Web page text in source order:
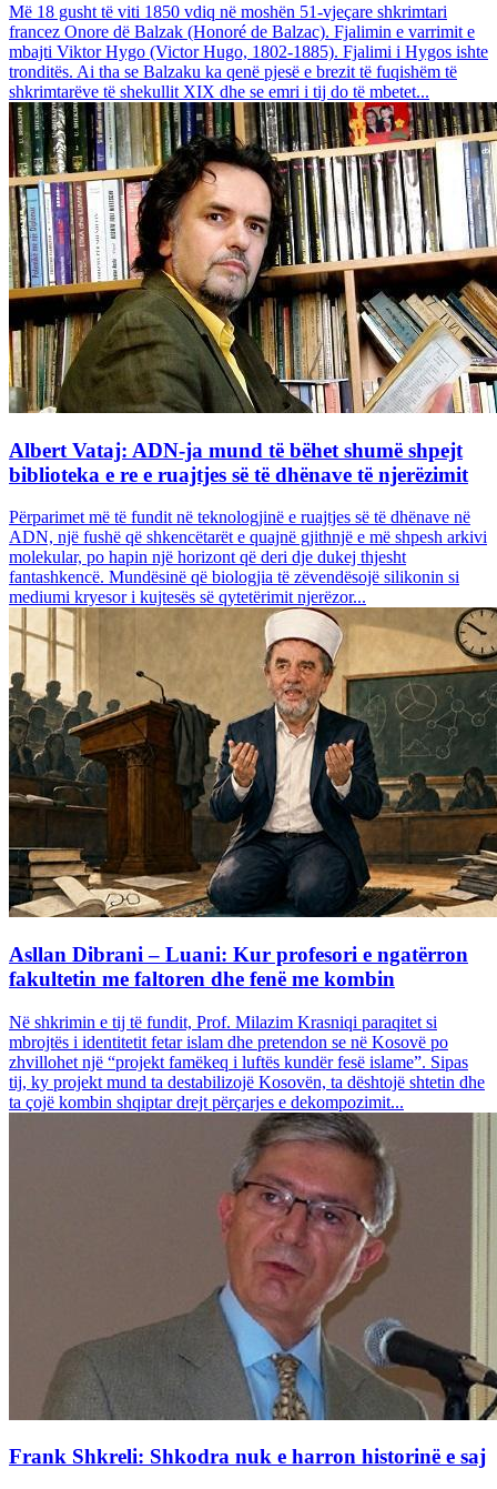
Më 18 gusht të viti 1850 vdiq në moshën 51-vjeçare shkrimtari
francez Onore dë Balzak (Honoré de Balzac). Fjalimin e varrimit e
mbajti Viktor Hygo (Victor Hugo, 1802-1885). Fjalimi i Hygos ishte
tronditës. Ai tha se Balzaku ka qenë pjesë e brezit të fuqishëm të
shkrimtarëve të shekullit XIX dhe se emri i tij do të mbetet...
Albert Vataj: ADN-ja mund të bëhet shumë shpejt
biblioteka e re e ruajtjes së të dhënave të njerëzimit
Përparimet më të fundit në teknologjinë e ruajtjes së të dhënave në
ADN, një fushë që shkencëtarët e quajnë gjithnjë e më shpesh arkivi
molekular, po hapin një horizont që deri dje dukej thjesht
fantashkencë. Mundësinë që biologjia të zëvendësojë silikonin si
mediumi kryesor i kujtesës së qytetërimit njerëzor...
Asllan Dibrani – Luani: Kur profesori e ngatërron
fakultetin me faltoren dhe fenë me kombin
Në shkrimin e tij të fundit, Prof. Milazim Krasniqi paraqitet si
mbrojtës i identitetit fetar islam dhe pretendon se në Kosovë po
zhvillohet një “projekt famëkeq i luftës kundër fesë islame”. Sipas
tij, ky projekt mund ta destabilizojë Kosovën, ta dështojë shtetin dhe
ta çojë kombin shqiptar drejt përçarjes e dekompozimit...
Frank Shkreli: Shkodra nuk e harron historinë e saj